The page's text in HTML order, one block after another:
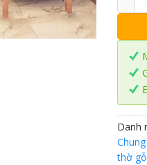
Danh
thờ